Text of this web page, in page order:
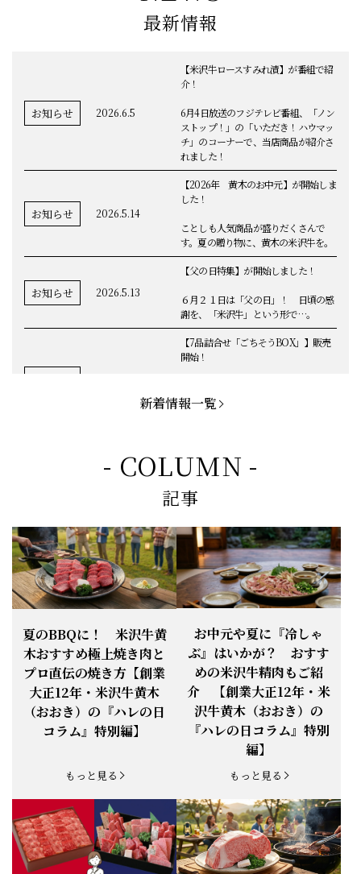
最新情報
お知らせ 2026.6.5
【米沢牛ロースすみれ漬】が番組で紹
介！
6月4日放送のフジテレビ番組、「ノン
ストップ！」の「いただき！ハウマッ
チ」のコーナーで、当店商品が紹介さ
れました！
お知らせ 2026.5.14
【2026年 黄木のお中元】が開始しま
した！
ことしも人気商品が盛りだくさんで
す。夏の贈り物に、黄木の米沢牛を。
お知らせ 2026.5.13
【父の日特集】が開始しました！
６月２１日は「父の日」！ 日頃の感
謝を、「米沢牛」という形で…。
【7品詰合せ「ごちそうBOX」】販売
開始！
ンチカツ」など、黄木の自慢が詰まっ
てます。
【BBQ(バーベキュー)特集】これから
の時期にぴったりなBBQにオススメな
米沢牛の商品をご紹介いたします。今
回限定のBBQセットや、定番部位のお
すすめ商品もございます！
お知らせ 2026.4.13
【母の日】5月10日の母の日に、
「『ありがとう』の気持ち」をお贈り
できます。
お知らせ 2026.1.25
【ご注意】1月27日（火）は終日、お
電話・FAXが繋がりません（8:30〜
18:00）
お知らせ 2026.1.20
【恵方巻】今年の2月3日は、『米沢牛
恵方巻』を！
お知らせ 2026.1.15
【新商品】『米沢牛だし茶漬け』発売
開始！
お知らせ 2025.11.3 「黄木の御歳暮」早割開始！
お知らせ 2025.9.13 「秋分の日」定休日変更のお知らせ
お知らせ 2025.6.16 新登場！一膳ご飯
新着情報一覧
- COLUMN -
記事
夏のBBQに！ 米沢牛黄
木おすすめ極上焼き肉と
プロ直伝の焼き方【創業
大正12年・米沢牛黄木
（おおき）の『ハレの日
コラム』特別編】
もっと見る
お中元や夏に『冷しゃ
ぶ』はいかが？ おすす
めの米沢牛精肉もご紹
介 【創業大正12年・米
沢牛黄木（おおき）の
『ハレの日コラム』特別
編】
もっと見る